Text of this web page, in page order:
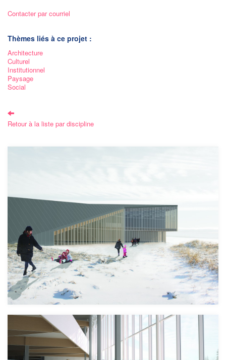
Contacter par courriel
Thèmes liés à ce projet :
Architecture
Culturel
Institutionnel
Paysage
Social
Retour à la liste par discipline